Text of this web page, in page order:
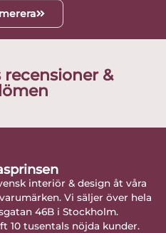
recensioner &
interiör & design åt våra
Vi säljer över hela
46B i Stockholm.
10 tusentals nöjda kunder.